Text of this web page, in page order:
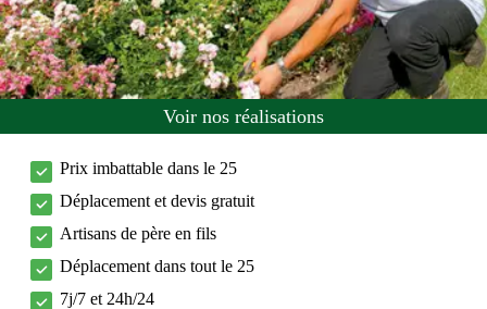
Voir nos réalisations
Prix imbattable dans le 25
Déplacement et devis gratuit
Artisans de père en fils
Déplacement dans tout le 25
7j/7 et 24h/24